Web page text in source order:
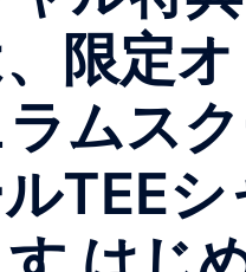
限定
ムス
TEE